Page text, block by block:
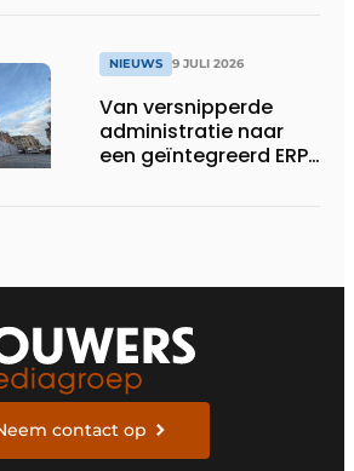
NIEUWS 9 JULI 2026
Van versnipperde
administratie naar
een geïntegreerd ERP-
contact op